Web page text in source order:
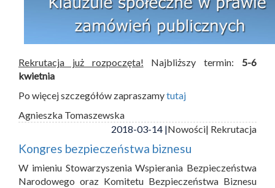
Rekrutacja już rozpoczęta! Najbliższy termin: 5-6
kwietnia
Po więcej szczegółów zapraszamytutaj
Agnieszka Tomaszewska
2018-03-14 |Nowości| Rekrutacja
Kongres bezpieczeństwa biznesu
W imieniu Stowarzyszenia Wspierania Bezpieczeństwa
Narodowego oraz Komitetu Bezpieczeństwa Biznesu